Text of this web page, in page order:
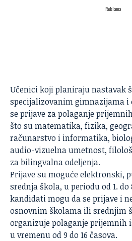
Reklama
Učenicikoji planiraju nastavak
specijalizovanim gimnazijama i
se prijave za polaganje
što su matematika, fizika,
računarstvo i informatika,
audio-vizuelna umetnost,
za bilingvalna odeljenja.
Prijave su moguće elektronski,
srednja škola, u periodu od 1. do
kandidati mogu da se prijave i
osnovnim školama ili srednjim
organizuje polaganje prijemnih
u vremenu od 9 do 16 časova.